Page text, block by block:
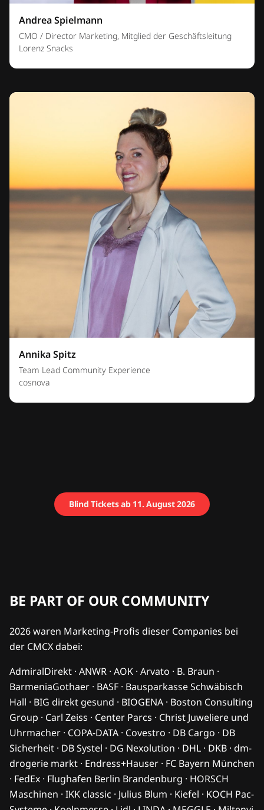
Andrea Spielmann
CMO / Director Marketing, Mitglied der Geschäftsleitung
Lorenz Snacks
Annika Spitz
Team Lead Community Experience
cosnova
Blind Tickets ab 11. August 2026
BE PART OF OUR COMMUNITY
2026 waren Marketing-Profis dieser Companies bei
der CMCX dabei:
AdmiralDirekt · ANWR · AOK · Arvato · B. Braun ·
BarmeniaGothaer · BASF · Bausparkasse Schwäbisch
Hall · BIG direkt gesund · BIOGENA · Boston Consulting
Group · Carl Zeiss · Center Parcs · Christ Juweliere und
Uhrmacher · COPA-DATA · Covestro · DB Cargo · DB
Sicherheit · DB Systel · DG Nexolution · DHL · DKB · dm-
drogerie markt · Endress+Hauser · FC Bayern München
· FedEx · Flughafen Berlin Brandenburg · HORSCH
Maschinen · IKK classic · Julius Blum · Kiefel · KOCH Pac-